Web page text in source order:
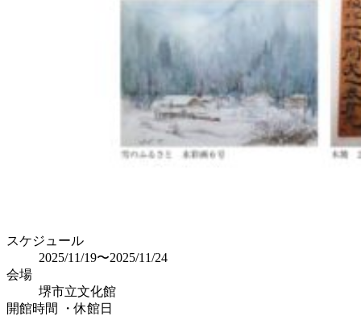
スケジュール
2025/11/19〜2025/11/24
会場
堺市立文化館
開館時間 ・休館日